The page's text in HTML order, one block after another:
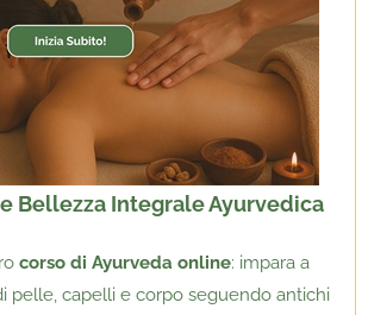
Bellezza Integrale Ayurvedica
corso di Ayurveda online: impara a
pelle, capelli e corpo seguendo antichi